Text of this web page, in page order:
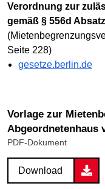
Verordnung zur
gemäß § 556d
Seite 228)
gesetze.berlin.de
Vorlage zur
Abgeordnetenhaus
PDF-Dokument
Download